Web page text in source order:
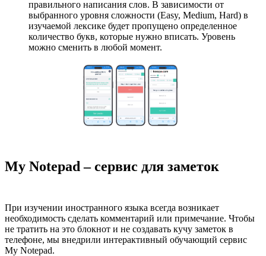
правильного написания слов. В зависимости от
выбранного уровня сложности (Easy, Medium, Hard) в
изучаемой лексике будет пропущено определенное
количество букв, которые нужно вписать. Уровень
можно сменить в любой момент.
My Notepad – сервис для заметок
При изучении иностранного языка всегда возникает
необходимость сделать комментарий или примечание. Чтобы
не тратить на это блокнот и не создавать кучу заметок в
телефоне, мы внедрили интерактивный обучающий сервис
My Notepad.